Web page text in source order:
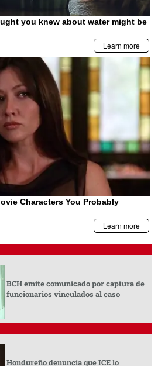
BCH emite comunicado por captura de
funcionarios vinculados al caso
Hondureño denuncia que ICE lo